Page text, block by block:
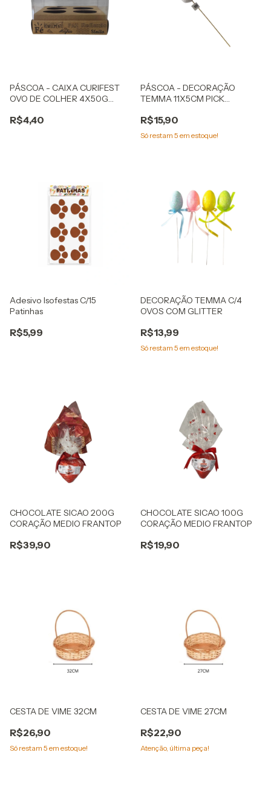
PÁSCOA - CAIXA CURIFEST
OVO DE COLHER 4X50G
R$4,40
PÁSCOA - DECORAÇÃO
TEMMA 11X5CM PICK
R$15,90
Só restam 5 em estoque!
Adesivo Isofestas C/15
Patinhas
R$5,99
DECORAÇÃO TEMMA C/4
OVOS COM GLITTER
R$13,99
Só restam 5 em estoque!
CHOCOLATE SICAO 200G
CORAÇÃO MEDIO FRANTOP
R$39,90
CHOCOLATE SICAO 100G
CORAÇÃO MEDIO FRANTOP
R$19,90
CESTA DE VIME 32CM
R$26,90
Só restam 5 em estoque!
CESTA DE VIME 27CM
R$22,90
Atenção, última peça!